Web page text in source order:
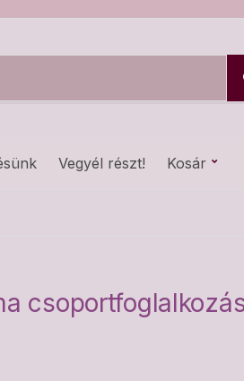
Vegyél részt! Kosár